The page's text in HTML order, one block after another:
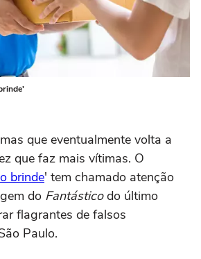
que eventualmente volta a
que faz mais vítimas. O
brinde' tem chamado atenção
do Fantásticodo último
flagrantes de falsos
Paulo.